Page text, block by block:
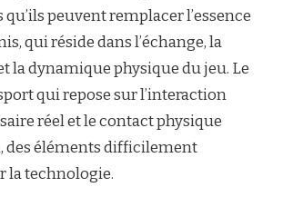
peuvent remplacer l’essence
qui réside dans l’échange, la
la dynamique physique du jeu. Le
qui repose sur l’interaction
réel et le contact physique
des éléments difficilement
la technologie.